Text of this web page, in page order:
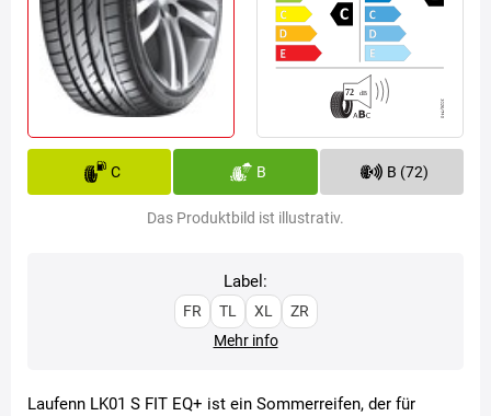
C B B (72)
Das Produktbild ist illustrativ.
Label:
FR TL XL
ZR
Mehr info
Laufenn LK01 S FIT EQ+ ist ein Sommerreifen, der für